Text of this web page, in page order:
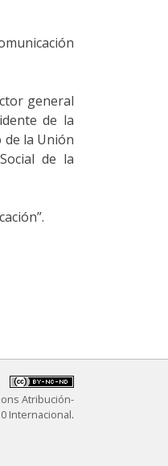
general
de la
de la Unión
de la
Atribución-
Internacional.